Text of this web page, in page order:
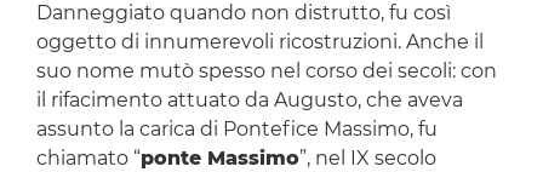
Danneggiato quando non distrutto, fu così
oggetto di innumerevoli ricostruzioni. Anche il
suo nome mutò spesso nel corso dei secoli: con
il rifacimento attuato da Augusto, che aveva
assunto la carica di Pontefice Massimo, fu
chiamato “ponte Massimo”, nel IX secolo